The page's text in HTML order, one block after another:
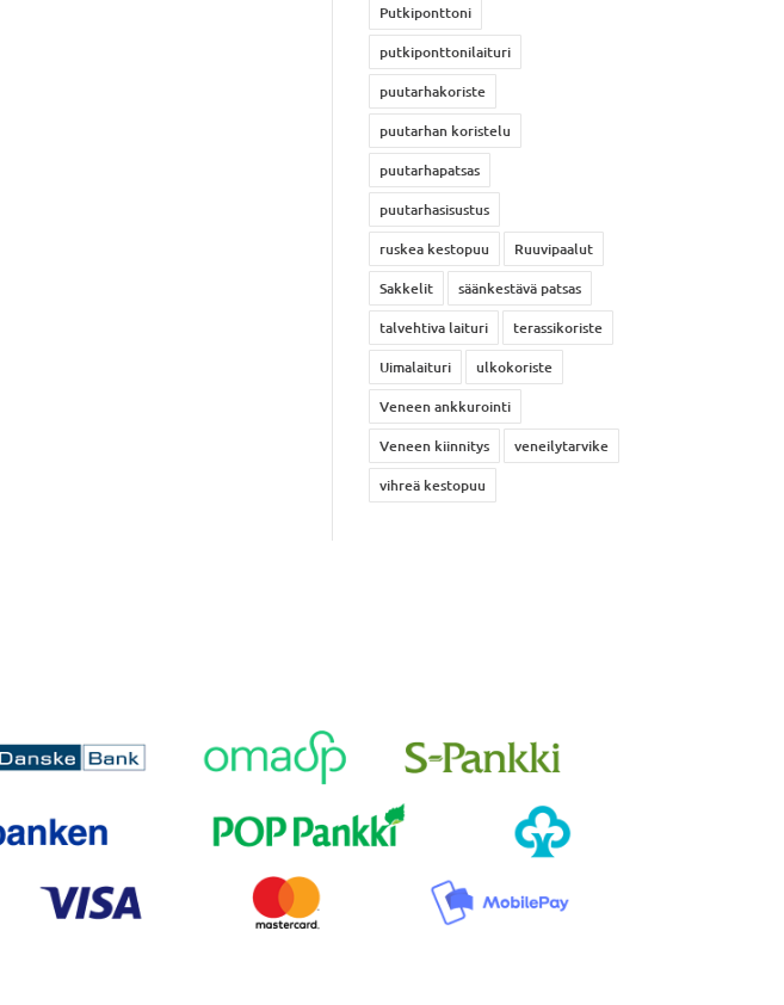
Putkiponttoni
putkiponttonilaituri
puutarhakoriste
puutarhan koristelu
puutarhapatsas
puutarhasisustus
ruskea kestopuu
Ruuvipaalut
Sakkelit
säänkestävä patsas
talvehtiva laituri
terassikoriste
Uimalaituri
ulkokoriste
Veneen ankkurointi
Veneen kiinnitys
veneilytarvike
vihreä kestopuu